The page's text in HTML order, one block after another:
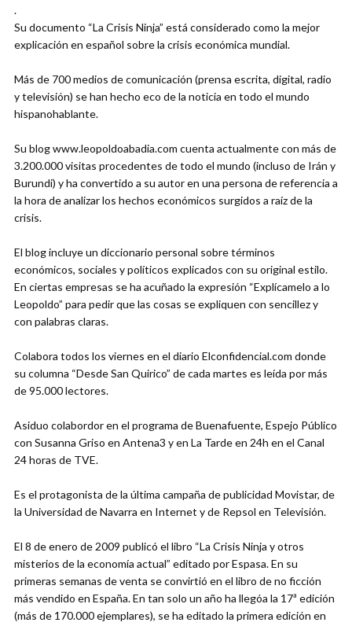
.
Su documento “La Crisis Ninja” está considerado como la mejor
explicación en español sobre la crisis económica mundial.
Más de 700 medios de comunicación (prensa escrita, digital, radio
y televisión) se han hecho eco de la noticia en todo el mundo
hispanohablante.
Su blog www.leopoldoabadia.com cuenta actualmente con más de
3.200.000 visitas procedentes de todo el mundo (incluso de Irán y
Burundi) y ha convertido a su autor en una persona de referencia a
la hora de analizar los hechos económicos surgidos a raíz de la
crisis.
El blog incluye un diccionario personal sobre términos
económicos, sociales y políticos explicados con su original estilo.
En ciertas empresas se ha acuñado la expresión “Explícamelo a lo
Leopoldo” para pedir que las cosas se expliquen con sencillez y
con palabras claras.
Colabora todos los viernes en el diario Elconfidencial.com donde
su columna “Desde San Quirico” de cada martes es leída por más
de 95.000 lectores.
Asiduo colabordor en el programa de Buenafuente, Espejo Público
con Susanna Griso en Antena3 y en La Tarde en 24h en el Canal
24 horas de TVE.
Es el protagonista de la última campaña de publicidad Movistar, de
la Universidad de Navarra en Internet y de Repsol en Televisión.
El 8 de enero de 2009 publicó el libro “La Crisis Ninja y otros
misterios de la economía actual” editado por Espasa. En su
primeras semanas de venta se convirtió en el libro de no ficción
más vendido en España. En tan solo un año ha llegóa la 17ª edición
(más de 170.000 ejemplares), se ha editado la primera edición en